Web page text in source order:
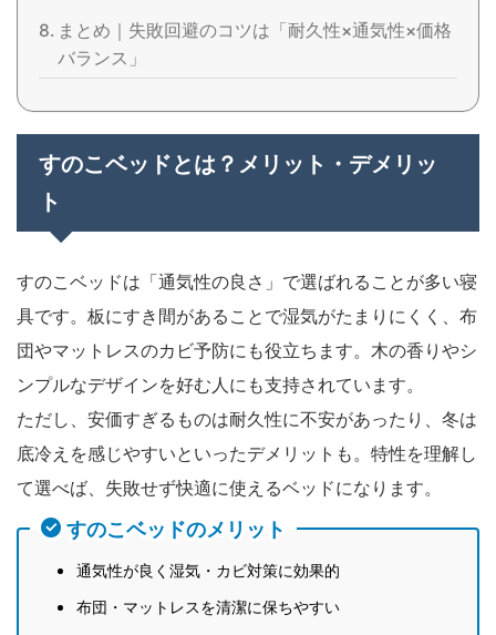
まとめ｜失敗回避のコツは「耐久性×通気性×価格
バランス」
すのこベッドとは？メリット・デメリッ
ト
すのこベッドは「通気性の良さ」で選ばれることが多い寝
具です。板にすき間があることで湿気がたまりにくく、布
団やマットレスのカビ予防にも役立ちます。木の香りやシ
ンプルなデザインを好む人にも支持されています。
ただし、安価すぎるものは耐久性に不安があったり、冬は
底冷えを感じやすいといったデメリットも。特性を理解し
て選べば、失敗せず快適に使えるベッドになります。
すのこベッドのメリット
通気性が良く湿気・カビ対策に効果的
布団・マットレスを清潔に保ちやすい